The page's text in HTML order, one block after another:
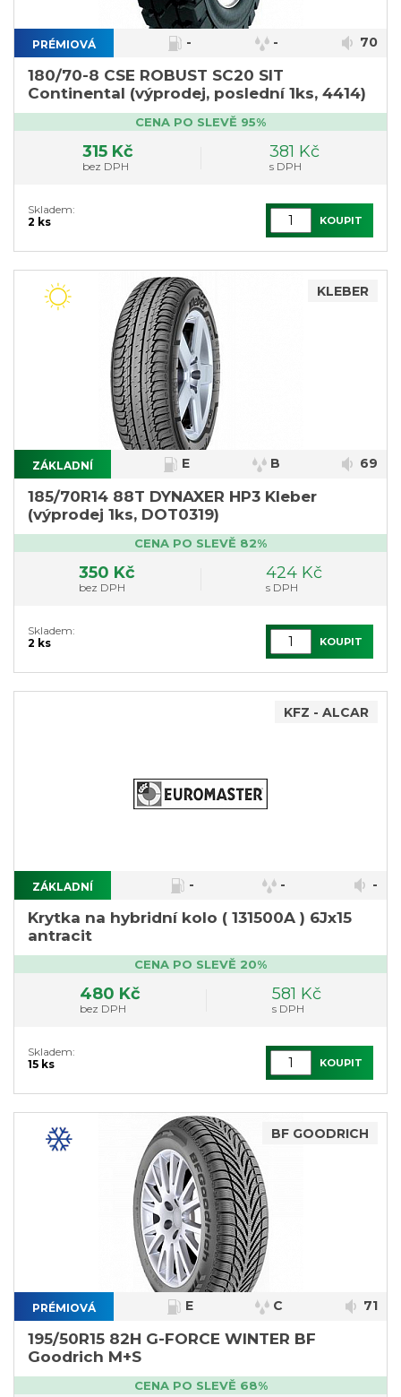
PRÉMIOVÁ - - 70
180/70-8 CSE ROBUST SC20 SIT
Continental (výprodej, poslední 1ks, 4414)
CENA PO SLEVĚ 95%
315 Kč
bez DPH
381 Kč
s DPH
Skladem:
2 ks
KOUPIT
KLEBER
ZÁKLADNÍ E B 69
185/70R14 88T DYNAXER HP3 Kleber
(výprodej 1ks, DOT0319)
CENA PO SLEVĚ 82%
350 Kč
bez DPH
424 Kč
s DPH
Skladem:
2 ks
KOUPIT
KFZ - ALCAR
ZÁKLADNÍ - - -
Krytka na hybridní kolo ( 131500A ) 6Jx15
antracit
CENA PO SLEVĚ 20%
480 Kč
bez DPH
581 Kč
s DPH
Skladem:
15 ks
KOUPIT
BF GOODRICH
PRÉMIOVÁ E C 71
195/50R15 82H G-FORCE WINTER BF
Goodrich M+S
CENA PO SLEVĚ 68%